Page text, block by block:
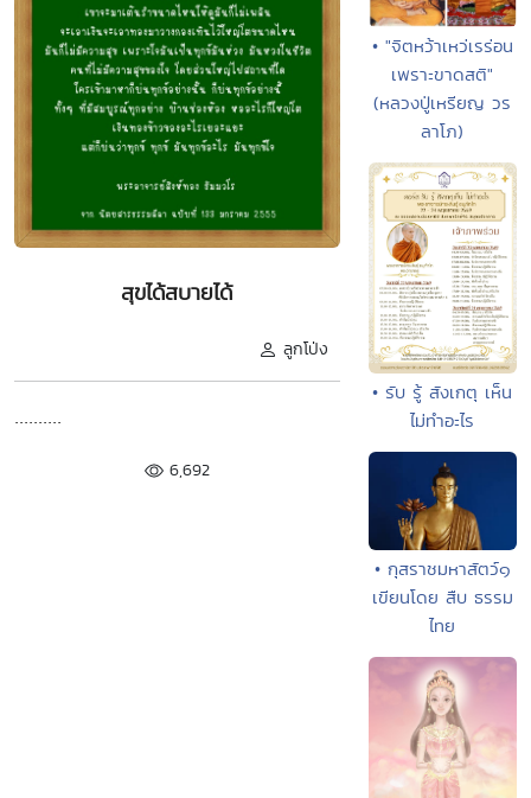
สุขได้สบายได้
ลูกโป่ง
..........
6,692
• "จิตหว้าเหว่เรร่อน
เพราะขาดสติ"
(หลวงปู่เหรียญ วร
ลาโภ)
• รับ รู้ สังเกตุ เห็น
ไม่ทำอะไร
• กุสราชมหาสัตว์๑
เขียนโดย สืบ ธรรม
ไทย